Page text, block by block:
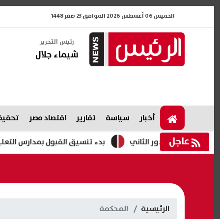
الخميس 06 أغسطس 2026 الموافق 23 صفر 1448
رئيس التحرير
شيماء جلال
أخبار سياسة تقارير اقتصاد مصر
عاجل بدء تنسيق القبول بمدارس التعليم الثانوى الفنى
الرئيسية المحكمة